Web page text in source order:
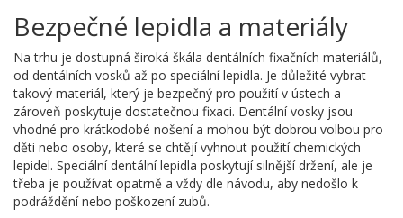
Bezpečné lepidla a materiály
Na trhu je dostupná široká škála dentálních fixačních materiálů,
od dentálních vosků až po speciální lepidla. Je důležité vybrat
takový materiál, který je bezpečný pro použití v ústech a
zároveň poskytuje dostatečnou fixaci. Dentální vosky jsou
vhodné pro krátkodobé nošení a mohou být dobrou volbou pro
děti nebo osoby, které se chtějí vyhnout použití chemických
lepidel. Speciální dentální lepidla poskytují silnější držení, ale je
třeba je používat opatrně a vždy dle návodu, aby nedošlo k
podráždění nebo poškození zubů.